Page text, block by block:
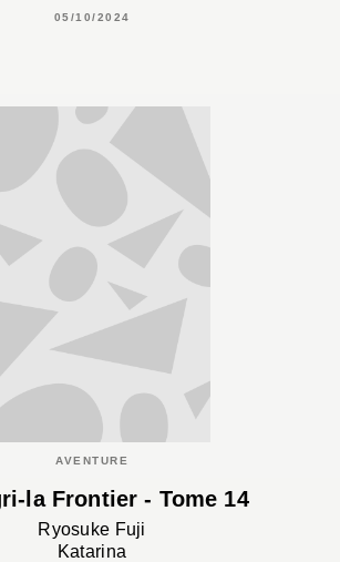
05/10/2024
AVENTURE
la Frontier - Tome 14
Ryosuke Fuji
Katarina